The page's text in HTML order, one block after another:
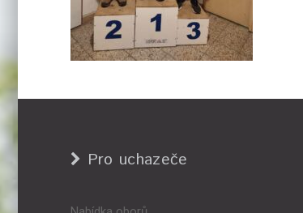
Pro uchazeče